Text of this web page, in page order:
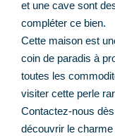
et une cave sont
compléter ce bien.
Cette maison est
coin de paradis à
toutes les
visiter cette perle
Contactez-nous
découvrir le